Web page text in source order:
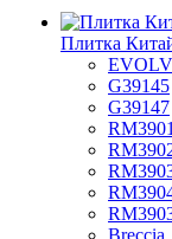
Плитка
G39145
G39147
RM3901
Breccia